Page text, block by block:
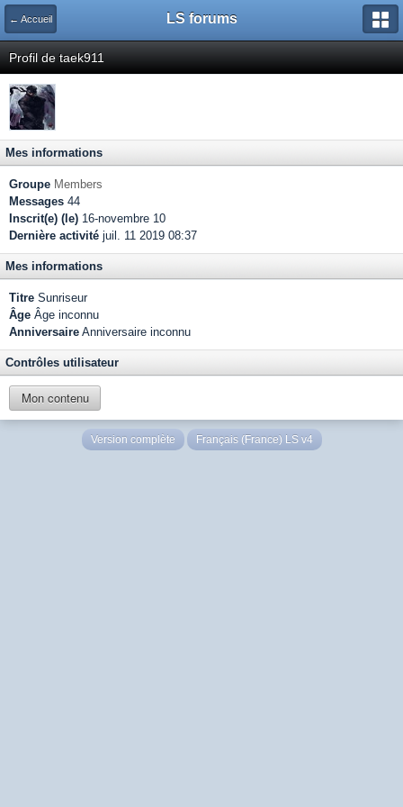
← Accueil LS forums
Profil de taek911
Mes informations
Groupe Members
Messages 44
Inscrit(e) (le) 16-novembre 10
Dernière activité juil. 11 2019 08:37
Mes informations
Titre Sunriseur
Âge Âge inconnu
Anniversaire Anniversaire inconnu
Contrôles utilisateur
Mon contenu
Version complète Français (France) LS v4